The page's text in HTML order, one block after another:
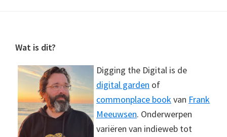
Footer
Wat is dit?
Digging the Digital is de
digital garden of
commonplace bookvan Frank
Meeuwsen. Onderwerpen
variëren van indieweb tot